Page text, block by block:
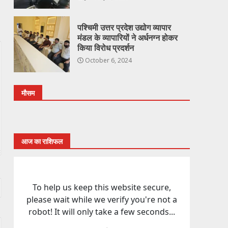
पश्चिमी उत्तर प्रदेश उद्योग व्यापार
मंडल के व्यापारियों ने अर्धनग्न होकर
किया विरोध प्रदर्शन
October 6, 2024
मौसम
आज का राशिफल